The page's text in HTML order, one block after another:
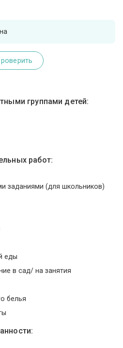
группами детей:
работ:
заданиями (для школьников)
еды
в сад/ на занятия
белья